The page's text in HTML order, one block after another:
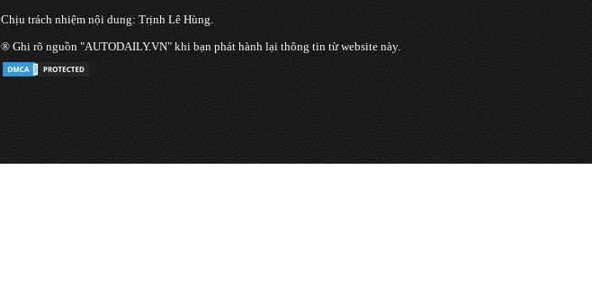
Chịu trách nhiệm nội dung: Trịnh Lê Hùng.
® Ghi rõ nguồn "AUTODAILY.VN" khi bạn phát hành lại thông tin từ website này.